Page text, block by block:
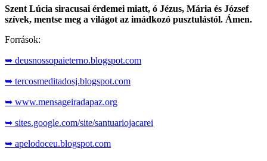
Szent Lúcia siracusai érdemei miatt, ó Jézus, Mária és József
szívek, mentse meg a világot az imádkozó pusztulástól. Ámen.
Források:
➥ deusnossopaieterno.blogspot.com
➥ tercosmeditadosj.blogspot.com
➥ www.mensageiradapaz.org
➥ sites.google.com/site/santuariojacarei
➥ apelodoceu.blogspot.com